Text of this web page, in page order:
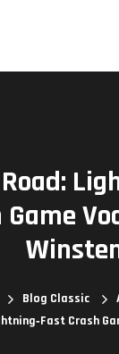
Game
Blog Classic
Crash